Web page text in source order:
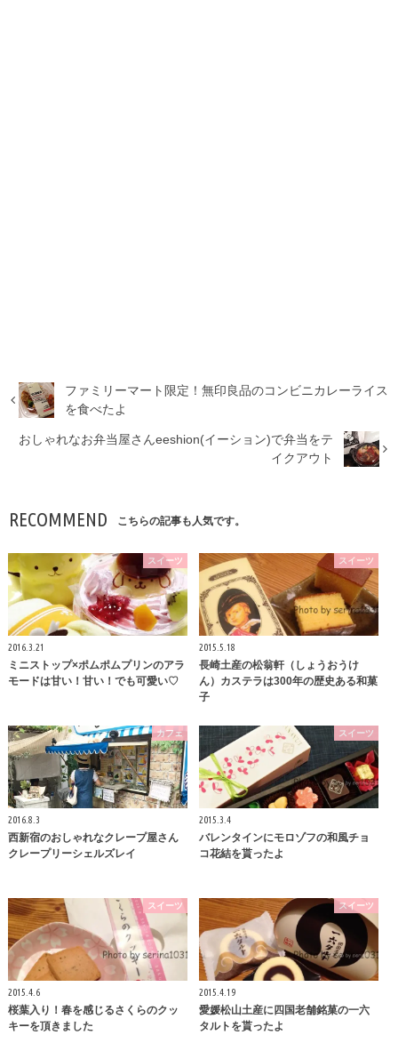
ファミリーマート限定！無印良品のコンビニカレーライス
を食べたよ
おしゃれなお弁当屋さんeeshion(イーション)で弁当をテ
イクアウト
RECOMMEND こちらの記事も人気です。
スイーツ
2016.3.21
ミニストップ×ポムポムプリンのアラ
モードは甘い！甘い！でも可愛い♡
スイーツ
2015.5.18
長崎土産の松翁軒（しょうおうけ
ん）カステラは300年の歴史ある和菓
子
カフェ
2016.8.3
西新宿のおしゃれなクレープ屋さん
クレープリーシェルズレイ
スイーツ
2015.3.4
バレンタインにモロゾフの和風チョ
コ花結を貰ったよ
スイーツ
2015.4.6
桜葉入り！春を感じるさくらのクッ
キーを頂きました
スイーツ
2015.4.19
愛媛松山土産に四国老舗銘菓の一六
タルトを貰ったよ